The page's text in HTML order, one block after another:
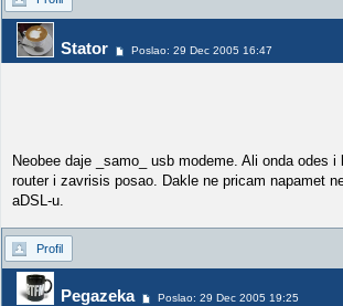
Stator Poslao: 29 Dec 2005 16:47
Neobee daje _samo_ usb modeme. Ali onda odes
router i zavrisis posao. Dakle ne pricam napamet
aDSL-u.
Profil
Pegazeka Poslao: 29 Dec 2005 19:25